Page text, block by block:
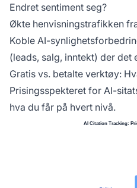
Endret sentiment seg?
Økte henvisningstrafikken
Koble AI-
(leads, salg, inntekt) der det
Gratis vs. betalte verktøy:
Prisingsspekteret for AI-
hva du får på hvert nivå.